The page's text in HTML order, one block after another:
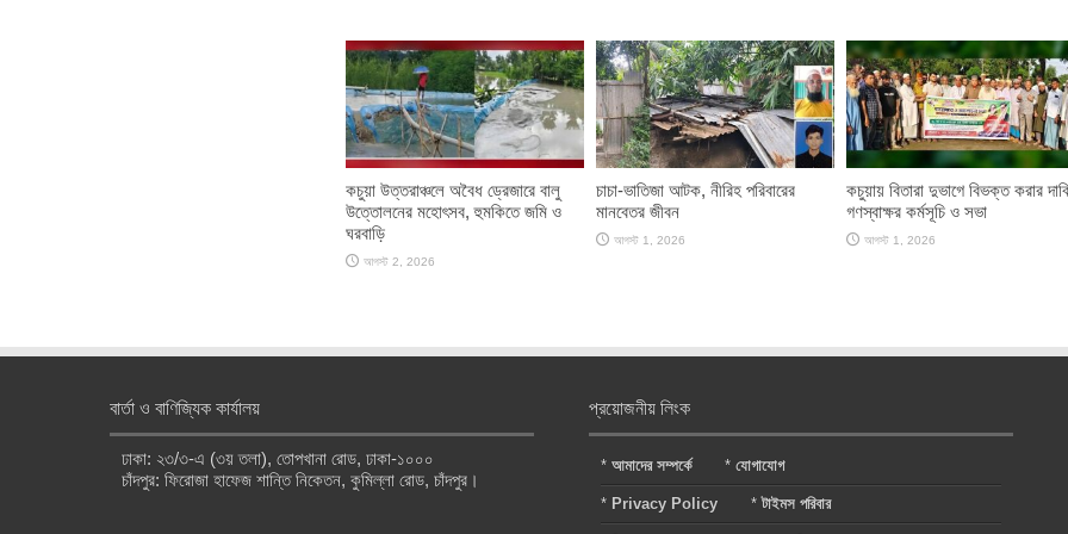
কচুয়া উত্তরাঞ্চলে অবৈধ ড্রেজারে বালু
উত্তোলনের মহোৎসব, হুমকিতে জমি ও
ঘরবাড়ি
আগস্ট 2, 2026
চাচা-ভাতিজা আটক, নীরিহ পরিবারের
মানবেতর জীবন
আগস্ট 1, 2026
কচুয়ায় বিতারা দুভাগে বিভক্ত করার
গণস্বাক্ষর কর্মসূচি ও সভা
আগস্ট 1, 2026
বার্তা ও বাণিজ্যিক কার্যালয়
ঢাকা: ২৩/৩-এ (৩য় তলা), তোপখানা রোড, ঢাকা-১০০০
চাঁদপুর: ফিরোজা হাফেজ শান্তি নিকেতন, কুমিল্লা রোড, চাঁদপুর।
প্রয়োজনীয় লিংক
*আমাদের সম্পর্কে *যোগাযোগ
* Privacy Policy *টাইমস পরিবার